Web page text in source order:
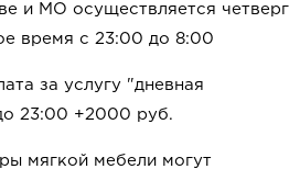
и МО осуществляется четверг
время с 23:00 до 8:00
за услугу "дневная
23:00 +2000 руб.
мягкой мебели могут